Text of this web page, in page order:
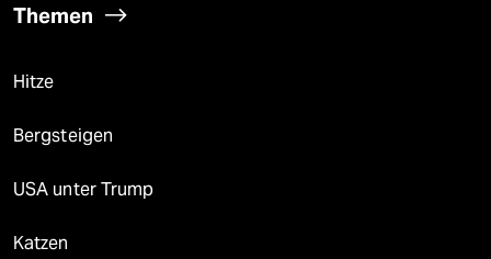
Themen
Hitze
Bergsteigen
USA unter Trump
Katzen